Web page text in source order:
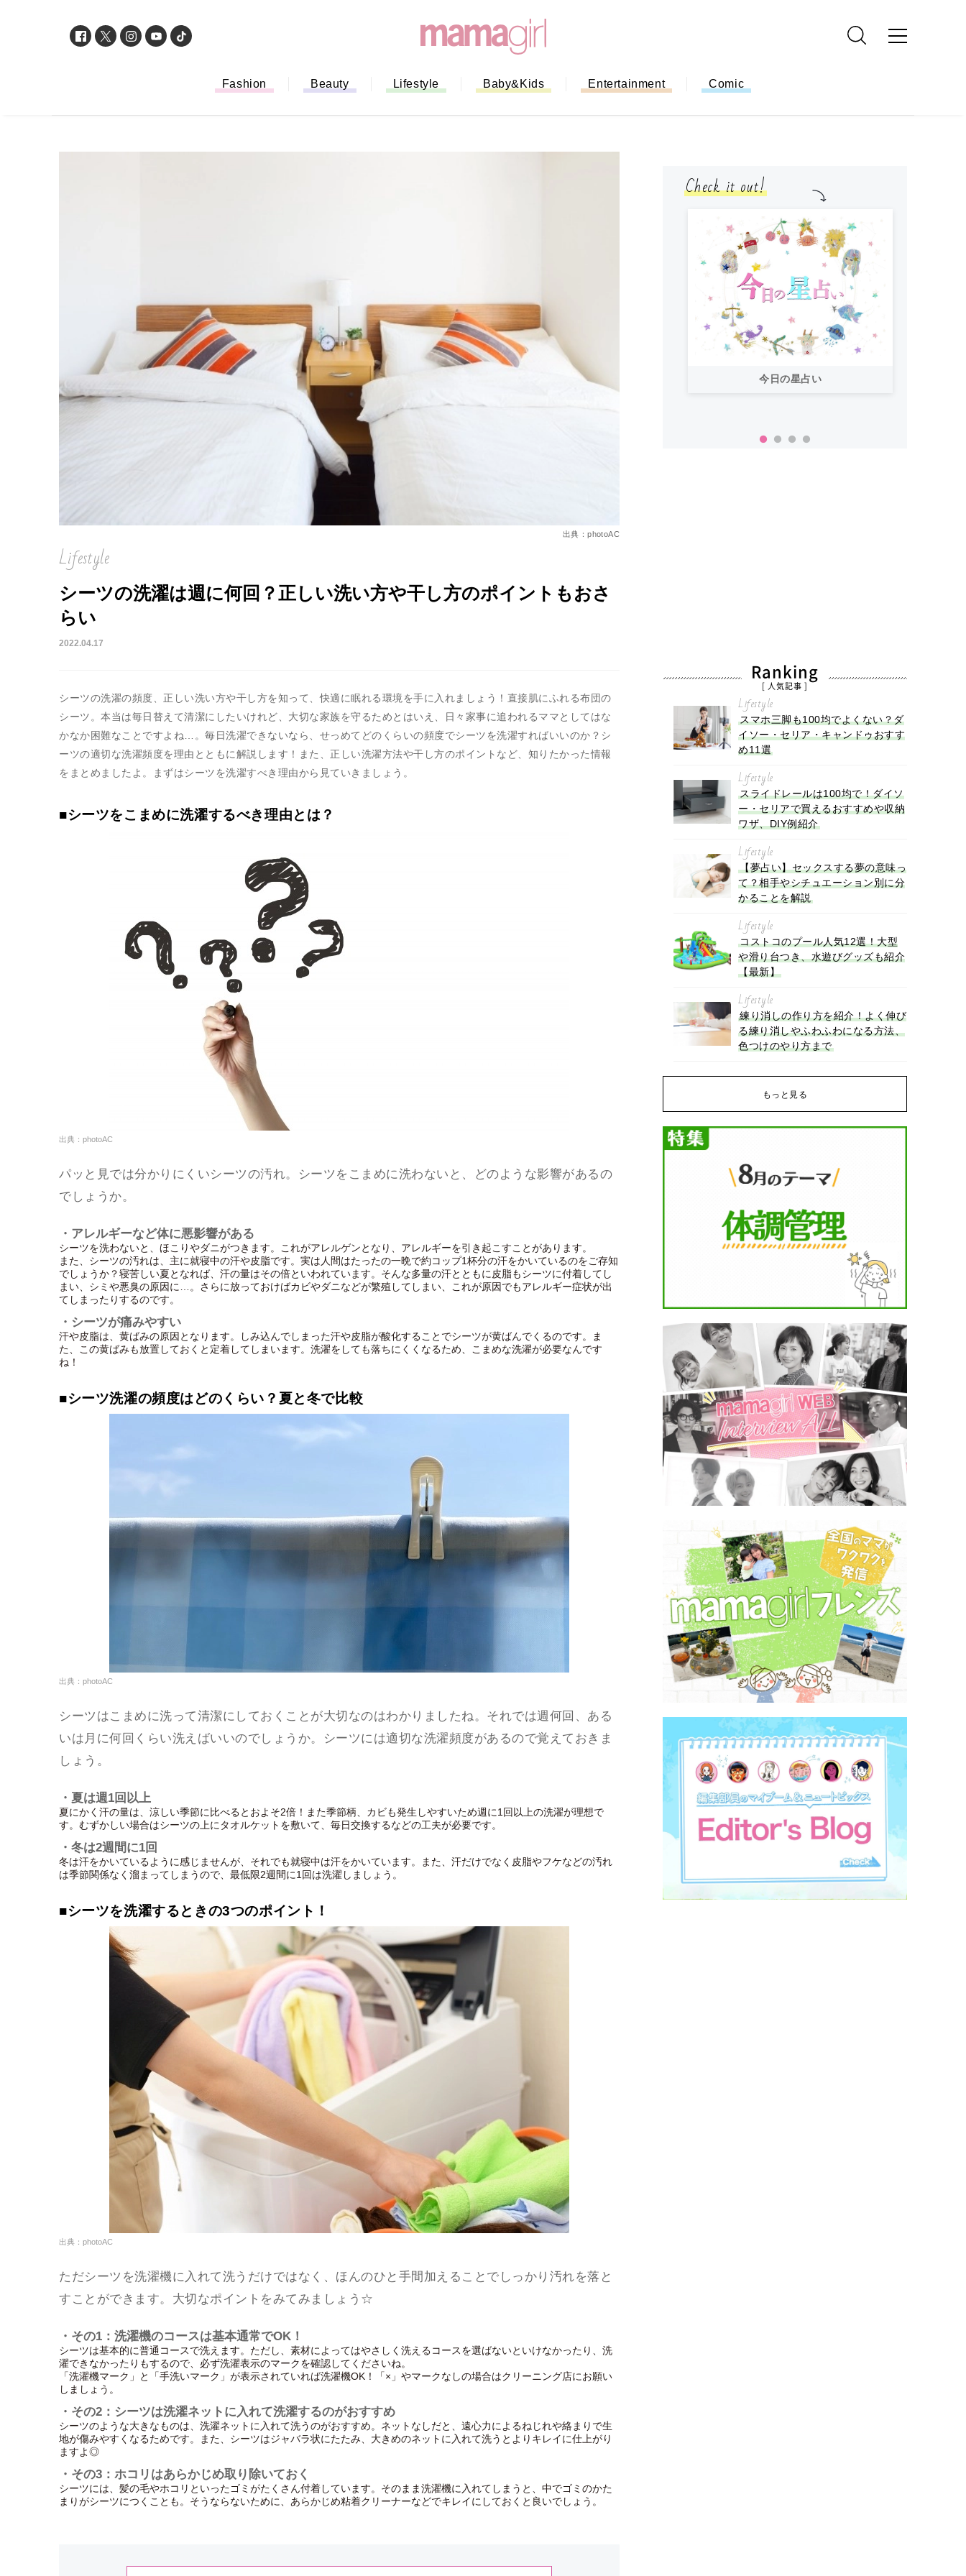
Fashion Beauty Lifestyle Baby&Kids Entertainment Comic
出典：photoAC
Lifestyle
シーツの洗濯は週に何回？正しい洗い方や干し方のポイントもおさ
らい
2022.04.17
シーツの洗濯の頻度、正しい洗い方や干し方を知って、快適に眠れる環境を手に入れましょう！直接肌にふれる布団の
シーツ。本当は毎日替えて清潔にしたいけれど、大切な家族を守るためとはいえ、日々家事に追われるママとしてはな
かなか困難なことですよね…。毎日洗濯できないなら、せっめてどのくらいの頻度でシーツを洗濯すればいいのか？シ
ーツの適切な洗濯頻度を理由とともに解説します！また、正しい洗濯方法や干し方のポイントなど、知りたかった情報
をまとめましたよ。まずはシーツを洗濯すべき理由から見ていきましょう。
■シーツをこまめに洗濯するべき理由とは？
出典：photoAC
パッと見では分かりにくいシーツの汚れ。シーツをこまめに洗わないと、どのような影響があるの
でしょうか。
・アレルギーなど体に悪影響がある
シーツを洗わないと、ほこりやダニがつきます。これがアレルゲンとなり、アレルギーを引き起こすことがあります。
また、シーツの汚れは、主に就寝中の汗や皮脂です。実は人間はたったの一晩で約コップ1杯分の汗をかいているのをご存知
でしょうか？寝苦しい夏となれば、汗の量はその倍といわれています。そんな多量の汗とともに皮脂もシーツに付着してし
まい、シミや悪臭の原因に…。さらに放っておけばカビやダニなどが繁殖してしまい、これが原因でもアレルギー症状が出
てしまったりするのです。
・シーツが痛みやすい
汗や皮脂は、黄ばみの原因となります。しみ込んでしまった汗や皮脂が酸化することでシーツが黄ばんでくるのです。ま
た、この黄ばみも放置しておくと定着してしまいます。洗濯をしても落ちにくくなるため、こまめな洗濯が必要なんです
ね！
■シーツ洗濯の頻度はどのくらい？夏と冬で比較
出典：photoAC
シーツはこまめに洗って清潔にしておくことが大切なのはわかりましたね。それでは週何回、ある
いは月に何回くらい洗えばいいのでしょうか。シーツには適切な洗濯頻度があるので覚えておきま
しょう。
・夏は週1回以上
夏にかく汗の量は、涼しい季節に比べるとおよそ2倍！また季節柄、カビも発生しやすいため週に1回以上の洗濯が理想で
す。むずかしい場合はシーツの上にタオルケットを敷いて、毎日交換するなどの工夫が必要です。
・冬は2週間に1回
冬は汗をかいているように感じませんが、それでも就寝中は汗をかいています。また、汗だけでなく皮脂やフケなどの汚れ
は季節関係なく溜まってしまうので、最低限2週間に1回は洗濯しましょう。
■シーツを洗濯するときの3つのポイント！
出典：photoAC
ただシーツを洗濯機に入れて洗うだけではなく、ほんのひと手間加えることでしっかり汚れを落と
すことができます。大切なポイントをみてみましょう☆
・その1：洗濯機のコースは基本通常でOK！
シーツは基本的に普通コースで洗えます。ただし、素材によってはやさしく洗えるコースを選ばないといけなかったり、洗
濯できなかったりもするので、必ず洗濯表示のマークを確認してくださいね。
「洗濯機マーク」と「手洗いマーク」が表示されていれば洗濯機OK！「×」やマークなしの場合はクリーニング店にお願い
しましょう。
・その2：シーツは洗濯ネットに入れて洗濯するのがおすすめ
シーツのような大きなものは、洗濯ネットに入れて洗うのがおすすめ。ネットなしだと、遠心力によるねじれや絡まりで生
地が傷みやすくなるためです。また、シーツはジャバラ状にたたみ、大きめのネットに入れて洗うとよりキレイに仕上がり
ますよ◎
・その3：ホコリはあらかじめ取り除いておく
シーツには、髪の毛やホコリといったゴミがたくさん付着しています。そのまま洗濯機に入れてしまうと、中でゴミのかた
まりがシーツにつくことも。そうならないために、あらかじめ粘着クリーナーなどでキレイにしておくと良いでしょう。
Check it out!
バイルオーダー完全ガイド｜支払い方
法から受け取り方までネットオーダー
を徹底解説
今日の星占い
Ranking
[ 人気記事 ]
Lifestyle
スマホ三脚も100均でよくない？ダ
イソー・セリア・キャンドゥおすす
め11選
Lifestyle
スライドレールは100均で！ダイソ
ー・セリアで買えるおすすめや収納
ワザ、DIY例紹介
Lifestyle
【夢占い】セックスする夢の意味っ
て？相手やシチュエーション別に分
かることを解説
Lifestyle
コストコのプール人気12選！大型
や滑り台つき、水遊びグッズも紹介
【最新】
Lifestyle
練り消しの作り方を紹介！よく伸び
る練り消しやふわふわになる方法、
色つけのやり方まで
もっと見る